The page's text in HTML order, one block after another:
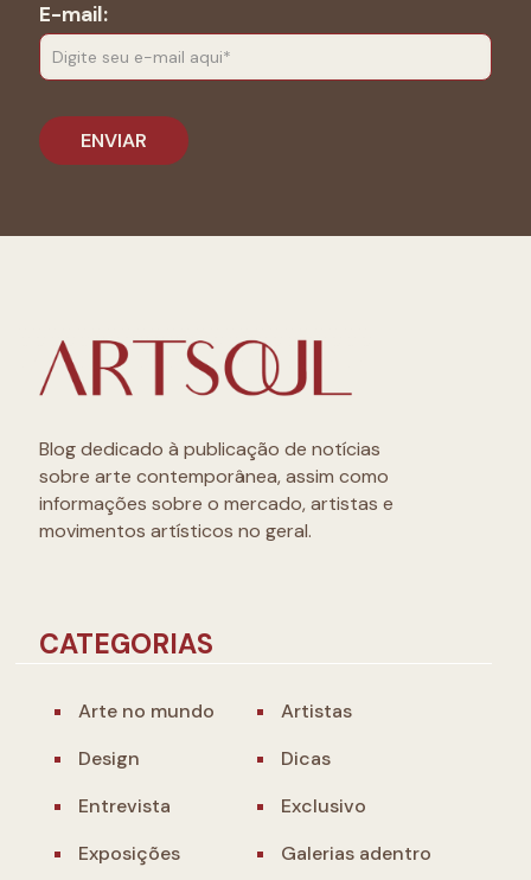
E-mail:
Blog dedicado à publicação de notícias
sobre arte contemporânea, assim como
informações sobre o mercado, artistas e
movimentos artísticos no geral.
CATEGORIAS
Arte no mundo
Artistas
Design
Dicas
Entrevista
Exclusivo
Exposições
Galerias adentro